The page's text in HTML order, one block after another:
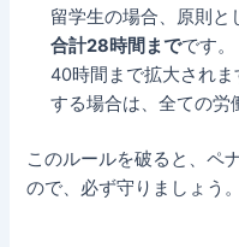
留学生の場合、原則
合計28時間までです
40時間まで拡大され
する場合は、全ての労
このルールを破ると、ペ
ので、必ず守りましょう。